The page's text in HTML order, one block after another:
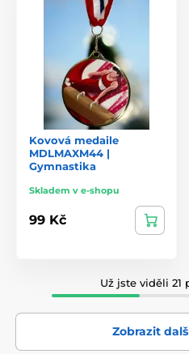
Kovová medaile
MDLMAXM44 |
Gymnastika
Skladem v e-shopu
99 Kč
Už jste viděli 21
Zobrazit